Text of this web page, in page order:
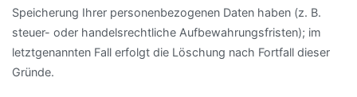
Speicherung Ihrer personenbezogenen Daten haben (z. B.
steuer- oder handelsrechtliche Aufbewahrungsfristen); im
letztgenannten Fall erfolgt die Löschung nach Fortfall dieser
Gründe.